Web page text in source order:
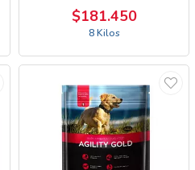
$181.450
8 Kilos